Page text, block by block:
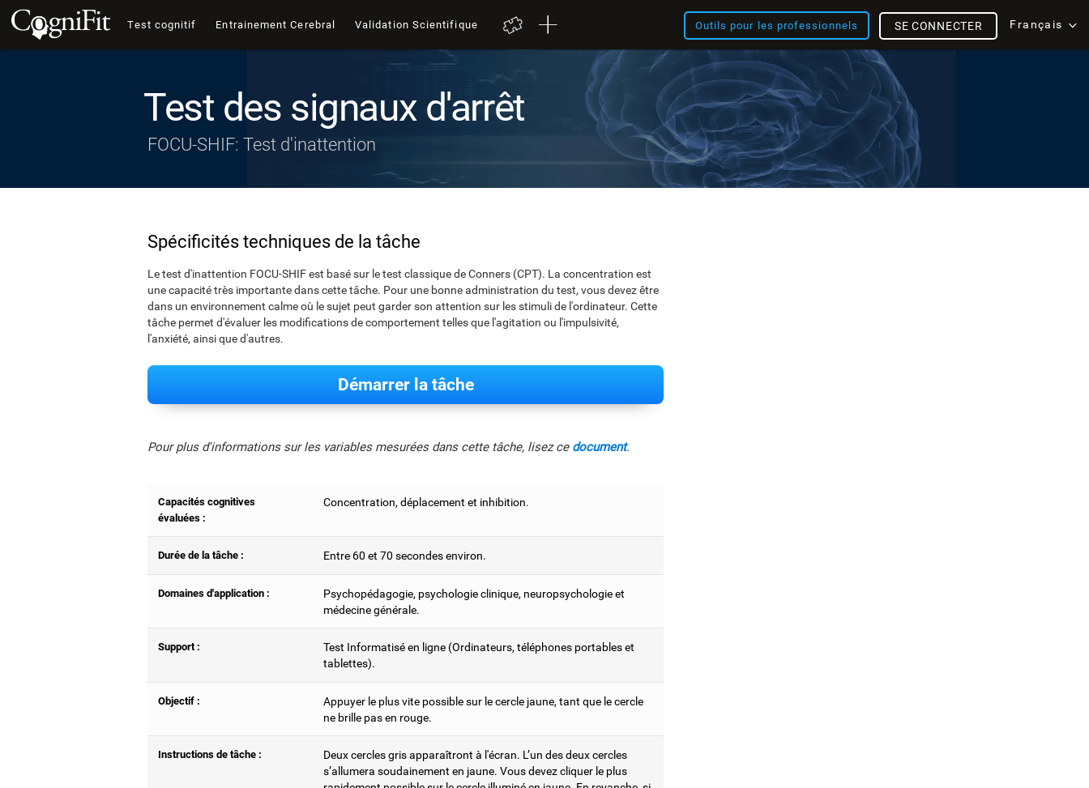
Test cognitif Entrainement Cerebral Validation Scientifique Outils pour les professionnels Français
SE CONNECTER
Test des signaux d'arrêt
FOCU-SHIF: Test d'inattention
Spécificités techniques de la tâche
Le test d'inattention FOCU-SHIF est basé sur le test classique de Conners (CPT). La concentration est
une capacité très importante dans cette tâche. Pour une bonne administration du test, vous devez être
dans un environnement calme où le sujet peut garder son attention sur les stimuli de l'ordinateur. Cette
tâche permet d'évaluer les modifications de comportement telles que l'agitation ou l'impulsivité,
l'anxiété, ainsi que d'autres.
Démarrer la tâche
Pour plus d'informations sur les variables mesurées dans cette tâche, lisez ce document.
Capacités cognitives
évaluées :
Concentration, déplacement et inhibition.
Durée de la tâche : Entre 60 et 70 secondes environ.
Domaines d'application :
Psychopédagogie, psychologie clinique, neuropsychologie et
médecine générale.
Support :
Test Informatisé en ligne (Ordinateurs, téléphones portables et
tablettes).
Objectif :
Appuyer le plus vite possible sur le cercle jaune, tant que le cercle
ne brille pas en rouge.
Instructions de tâche :
Deux cercles gris apparaîtront à l'écran. L’un des deux cercles
s’allumera soudainement en jaune. Vous devez cliquer le plus